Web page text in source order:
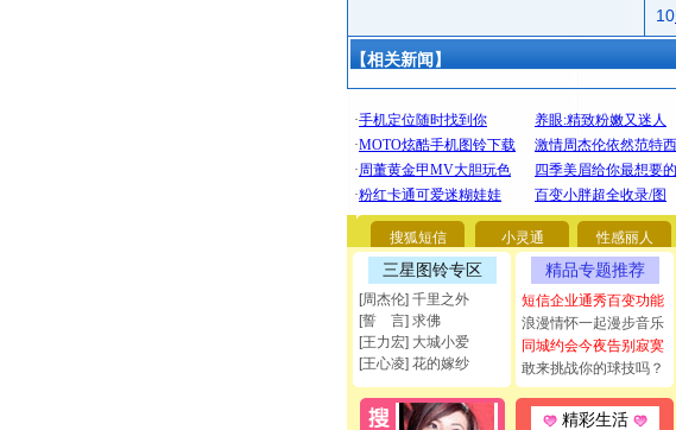
10
【相关新闻】
搜狐短信 小灵通 性感丽人
三星图铃专区
[周杰伦] 千里之外
[誓 言] 求佛
[王力宏] 大城小爱
[王心凌] 花的嫁纱
精品专题推荐
短信企业通秀百变功能
浪漫情怀一起漫步音乐
同城约会今夜告别寂寞
敢来挑战你的球技吗？
精彩生活